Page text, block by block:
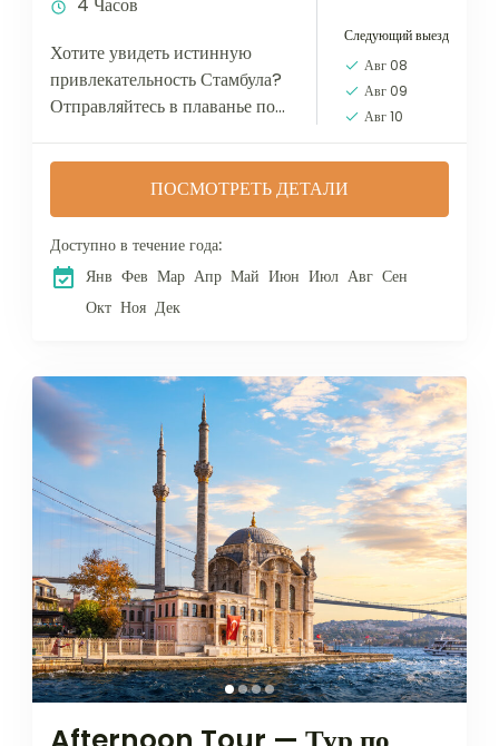
Хотите увидеть истинную
привлекательность Стамбула?
Отправляйтесь в плаванье по
закате. В это время Стамбул
красив по-особенному: мягкие
лучи заходящего солнца...
Следующий выезд
Авг 08
Авг 09
Авг 10
ПОСМОТРЕТЬ ДЕТАЛИ
Доступно в течение года:
Янв Фев Мар Апр Май Июн Июл Авг Сен
Окт Ноя Дек